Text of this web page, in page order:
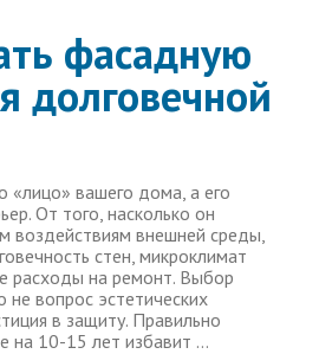
фасадную
долговечной
вашего дома, а его
От того, насколько он
воздействиям внешней среды,
стен, микроклимат
расходы на ремонт. Выбор
вопрос эстетических
в защиту. Правильно
на 10-15 лет избавит …